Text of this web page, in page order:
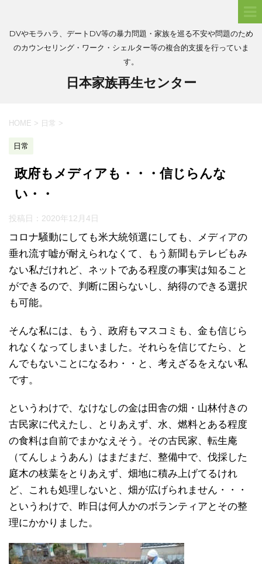
DVやモラハラ、デートDV等の暴力問題・家族を巡る不安や問題のため
のカウンセリング・ワーク・シェルター等の複合的支援を行っていま
す。
日本家族再生センター
HOME > 日常 >
日常
政府もメディアも・・・信じらんな
い・・
投稿日： 2020年12月4日
コロナ騒動にしても米大統領選にしても、メディアの
垂れ流す嘘が耐えられなくて、もう新聞もテレビもみ
ない私だけれど、ネットである程度の事実は知ること
ができるので、判断に困らないし、納得のできる選択
も可能。
そんな私には、もう、政府もマスコミも、金も信じら
れなくなってしまいました。それらを信じてたら、と
んでもないことになるわ・・と、考えざるをえない私
です。
というわけで、なけなしの金は田舎の畑・山林付きの
古民家に代えたし、とりあえず、水、燃料とある程度
の食料は自前でまかなえそう。その古民家、転生庵
（てんしょうあん）はまだまだ、整備中で、伐採した
庭木の枝葉をとりあえず、畑地に積み上げてるけれ
ど、これも処理しないと、畑が広げられません・・・
というわけで、昨日は何人かのボランティアとその整
理にかかりました。